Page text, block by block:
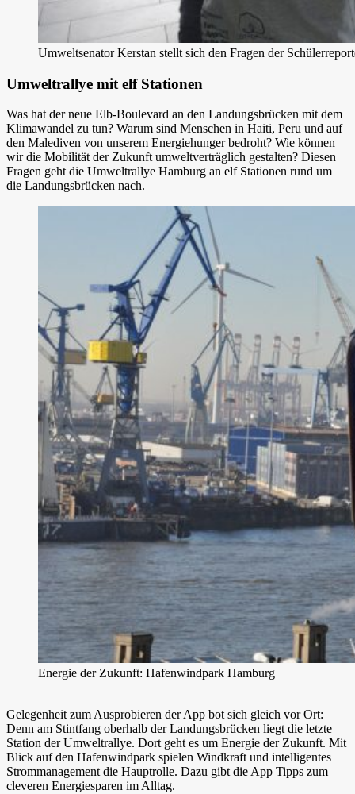
Umweltsenator Kerstan stellt sich den Fragen der
Umweltrallye mit elf Stationen
Was hat der neue Elb-Boulevard an den Landungsbrücken mit dem
Klimawandel zu tun? Warum sind Menschen in Haiti, Peru und auf
den Malediven von unserem Energiehunger bedroht? Wie können
wir die Mobilität der Zukunft umweltverträglich gestalten? Diesen
Fragen geht die Umweltrallye Hamburg an elf Stationen rund um
die Landungsbrücken nach.
Energie der Zukunft: Hafenwindpark Hamburg
Gelegenheit zum Ausprobieren der App bot sich gleich vor Ort:
Denn am Stintfang oberhalb der Landungsbrücken liegt die letzte
Station der Umweltrallye. Dort geht es um Energie der Zukunft. Mit
Blick auf den Hafenwindpark spielen Windkraft und intelligentes
Strommanagement die Hauptrolle. Dazu gibt die App Tipps zum
cleveren Energiesparen im Alltag.